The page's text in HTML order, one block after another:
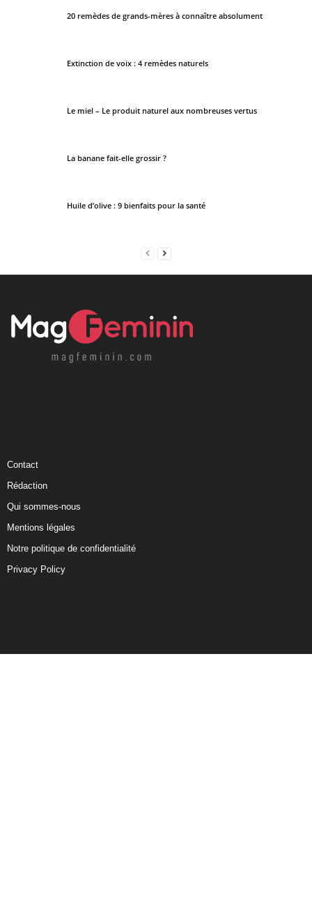
20 remèdes de grands-mères à connaître absolument
Extinction de voix : 4 remèdes naturels
Le miel – Le produit naturel aux nombreuses vertus
La banane fait-elle grossir ?
Huile d’olive : 9 bienfaits pour la santé
Contact
Rédaction
Qui sommes-nous
Mentions légales
Notre politique de confidentialité
Privacy Policy